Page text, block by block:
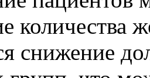
количества
снижение